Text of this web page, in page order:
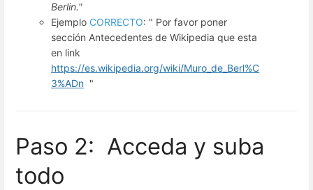
Berlin."
Ejemplo CORRECTO: " Por favor poner
sección Antecedentes de Wikipedia que esta
en link
https://es.wikipedia.org/wiki/Muro_de_Berl%C
3%ADn "
Paso 2: Acceda y suba
todo